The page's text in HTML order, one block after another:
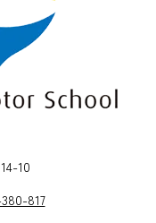
10
817